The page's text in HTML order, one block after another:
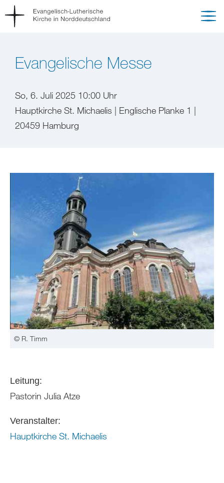
Evangelische Messe
So, 6. Juli 2025 10:00 Uhr
Hauptkirche St. Michaelis | Englische Planke 1 |
20459 Hamburg
© R. Timm
Leitung:
Pastorin Julia Atze
Veranstalter:
Hauptkirche St. Michaelis